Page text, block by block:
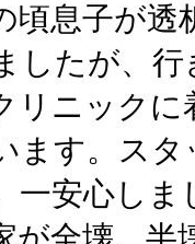
息子が透
したが、
リニック
ます。ス
一安心し